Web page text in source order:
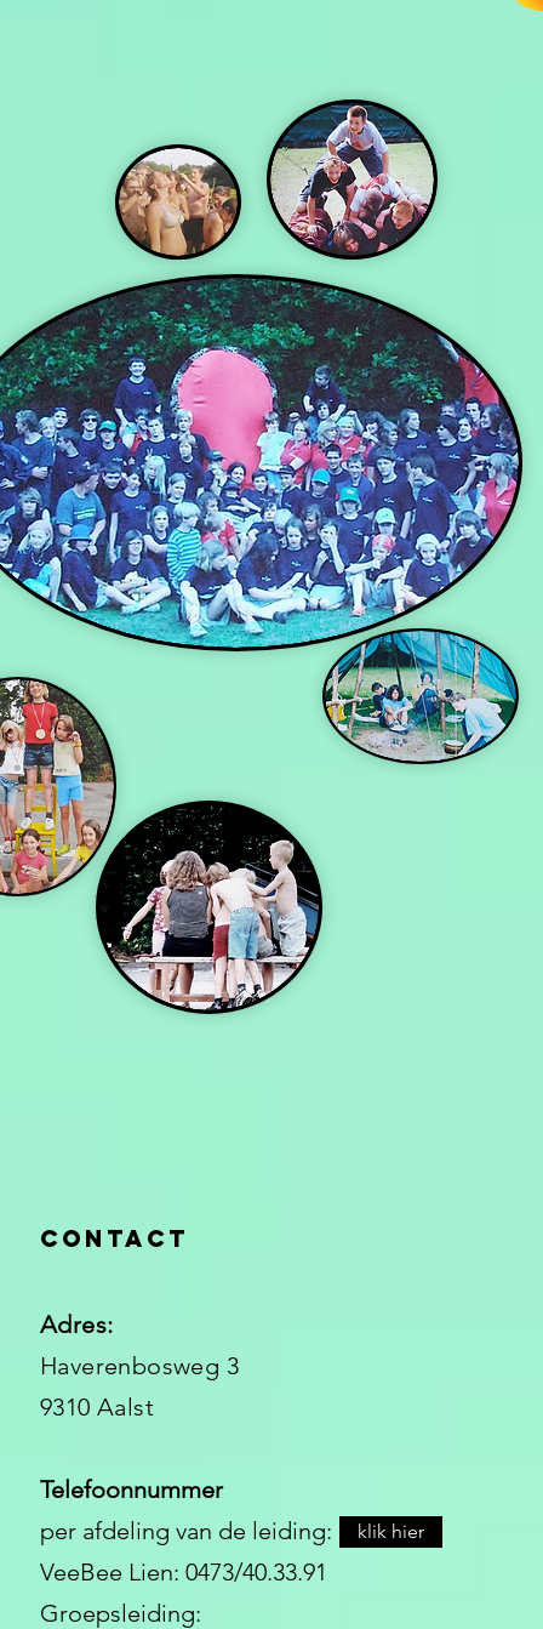
Contact
Adres:
Haverenbosweg 3
9310 Aalst
Telefoonnummer
per afdeling van de leiding:
VeeBee Lien: 0473/40.33.91
Groepsleiding:
klik hier